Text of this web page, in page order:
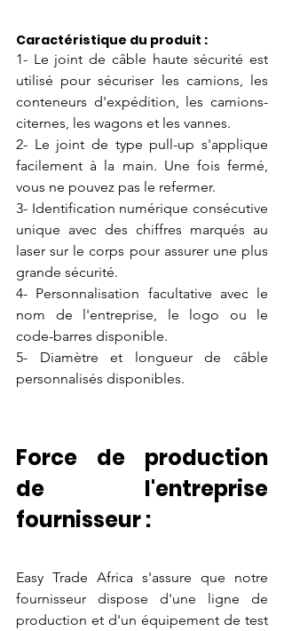
Caractéristique du produit :
1- Le joint de câble haute sécurité est
utilisé pour sécuriser les camions, les
conteneurs d'expédition, les camions-
citernes, les wagons et les vannes.
2- Le joint de type pull-up s'applique
facilement à la main. Une fois fermé,
vous ne pouvez pas le refermer.
3- Identification numérique consécutive
unique avec des chiffres marqués au
laser sur le corps pour assurer une plus
grande sécurité.
4- Personnalisation facultative avec le
nom de l'entreprise, le logo ou le
code-barres disponible.
5- Diamètre et longueur de câble
personnalisés disponibles.
Force de production
de l'entreprise
fournisseur :
Easy Trade Africa s'assure que notre
fournisseur dispose d'une ligne de
production et d'un équipement de test